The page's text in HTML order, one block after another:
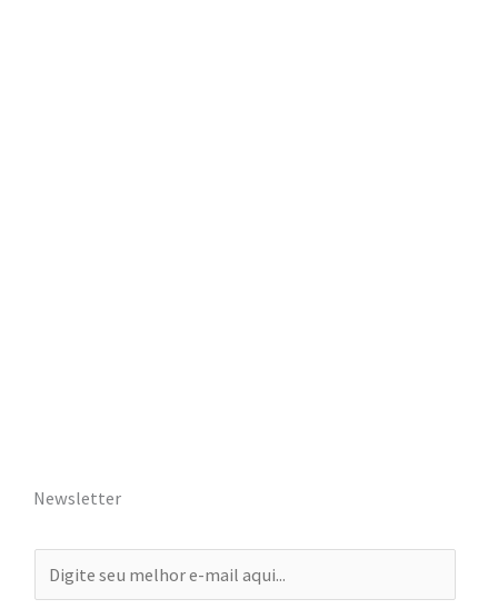
Newsletter
-